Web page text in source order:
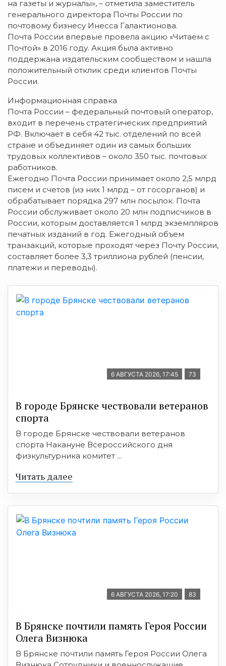
на газеты и журналы», – отметила заместитель
генерального директора Почты России по
почтовому бизнесу Инесса Галактионова.
Почта России впервые провела акцию «Читаем с
Почтой» в 2016 году. Акция была активно
поддержана издательским сообществом и нашла
положительный отклик среди клиентов Почты
России.
Информационная справка
Почта России – федеральный почтовый оператор,
входит в перечень стратегических предприятий
РФ. Включает в себя 42 тыс. отделений по всей
стране и объединяет один из самых больших
трудовых коллективов – около 350 тыс. почтовых
работников.
Ежегодно Почта России принимает около 2,5 млрд
писем и счетов (из них 1 млрд – от госорганов) и
обрабатывает порядка 297 млн посылок. Почта
России обслуживает около 20 млн подписчиков в
России, которым доставляется 1 млрд экземпляров
печатных изданий в год. Ежегодный объем
транзакций, которые проходят через Почту России,
составляет более 3,3 триллиона рублей (пенсии,
платежи и переводы).
6 АВГУСТА 2026, 17:45 73
В городе Брянске чествовали ветеранов
спорта
В городе Брянске чествовали ветеранов
спорта Накануне Всероссийского дня
физкультурника комитет ...
Читать далее
6 АВГУСТА 2026, 17:20 83
В Брянске почтили память Героя России
Олега Визнюка
В Брянске почтили память Героя России Олега